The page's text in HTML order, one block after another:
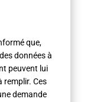
que,
données à
peuvent lui
remplir. Ces
demande